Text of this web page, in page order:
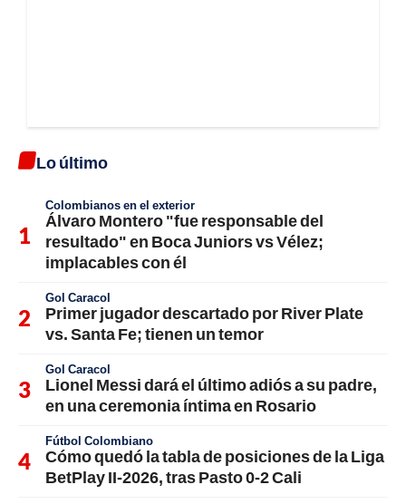
Lo último
Colombianos en el exterior
Álvaro Montero "fue responsable del
resultado" en Boca Juniors vs Vélez;
implacables con él
Gol Caracol
Primer jugador descartado por River Plate
vs. Santa Fe; tienen un temor
Gol Caracol
Lionel Messi dará el último adiós a su padre,
en una ceremonia íntima en Rosario
Fútbol Colombiano
Cómo quedó la tabla de posiciones de la Liga
BetPlay II-2026, tras Pasto 0-2 Cali